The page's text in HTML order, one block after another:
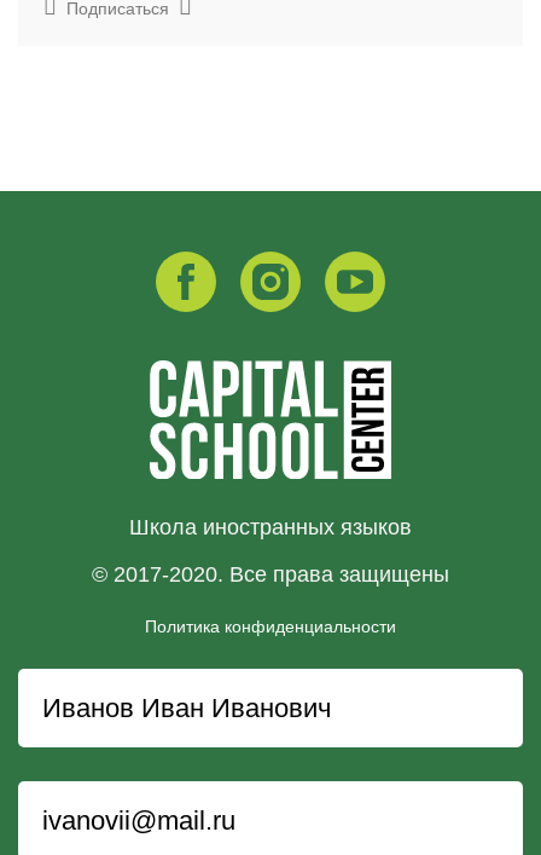
Подписаться
Школа иностранных языков
© 2017-2020. Все права защищены
Политика конфиденциальности